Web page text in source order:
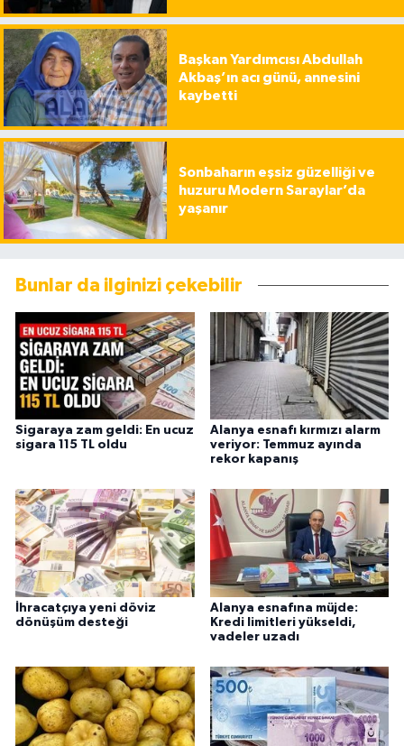
Başkan Yardımcısı Abdullah
Akbaş’ın acı günü, annesini
kaybetti
Sonbaharın eşsiz güzelliği ve
huzuru Modern Saraylar’da
yaşanır
Bunlar da ilginizi çekebilir
Sigaraya zam geldi: En ucuz
sigara 115 TL oldu
Alanya esnafı kırmızı alarm
veriyor: Temmuz ayında
rekor kapanış
İhracatçıya yeni döviz
dönüşüm desteği
Alanya esnafına müjde:
Kredi limitleri yükseldi,
vadeler uzadı